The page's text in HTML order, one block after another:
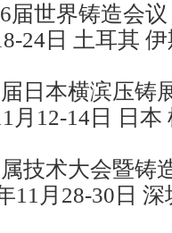
届世界铸造会议
24日 土耳其
日本横滨压铸
月12-14日 日本
技术大会暨铸
11月28-30日 深